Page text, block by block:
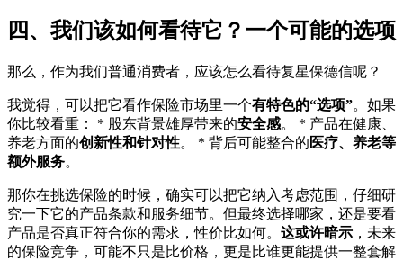
四、我们该如何看待它？一个可能的选项
那么，作为我们普通消费者，应该怎么看待复星保德信呢？
我觉得，可以把它看作保险市场里一个有特色的“选项”。如果
你比较看重： * 股东背景雄厚带来的安全感。 * 产品在健康、
养老方面的创新性和针对性。 * 背后可能整合的 医疗、养老等
额外服务。
那你在挑选保险的时候，确实可以把它纳入考虑范围，仔细研
究一下它的产品条款和服务细节。但最终选择哪家，还是要看
产品是否真正符合你的需求，性价比如何。 这或许暗示 ，未来
的保险竞争，可能不只是比价格，更是比谁更能提供一整套解